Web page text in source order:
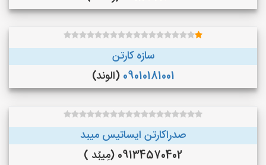
سازه کارتن
09010181001 (الوند)
صدراکارتن ایساتیس میبد
09134570402 (مِیبُد )